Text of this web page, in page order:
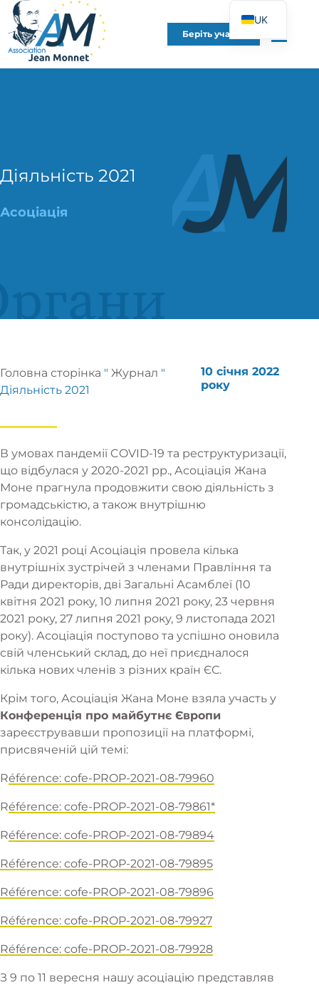
Беріть участь
Діяльність 2021
Асоціація
Головна сторінка " Журнал "
Діяльність 2021
10 січня 2022
року
В умовах пандемії COVID-19 та реструктуризації,
що відбулася у 2020-2021 рр., Асоціація Жана
Моне прагнула продовжити свою діяльність з
громадськістю, а також внутрішню
консолідацію.
Так, у 2021 році Асоціація провела кілька
внутрішніх зустрічей з членами Правління та
Ради директорів, дві Загальні Асамблеї (10
квітня 2021 року, 10 липня 2021 року, 23 червня
2021 року, 27 липня 2021 року, 9 листопада 2021
року). Асоціація поступово та успішно оновила
свій членський склад, до неї приєдналося
кілька нових членів з різних країн ЄС.
Крім того, Асоціація Жана Моне взяла участь у
Конференція про майбутнє Європи
зареєструвавши пропозиції на платформі,
присвяченій цій темі:
Référence: cofe-PROP-2021-08-79960
Référence: cofe-PROP-2021-08-79861*
Référence: cofe-PROP-2021-08-79894
Référence: cofe-PROP-2021-08-79895
Référence: cofe-PROP-2021-08-79896
Référence: cofe-PROP-2021-08-79927
Référence: cofe-PROP-2021-08-79928
З 9 по 11 вересня нашу асоціацію представляв
UK
FR
EN
PL